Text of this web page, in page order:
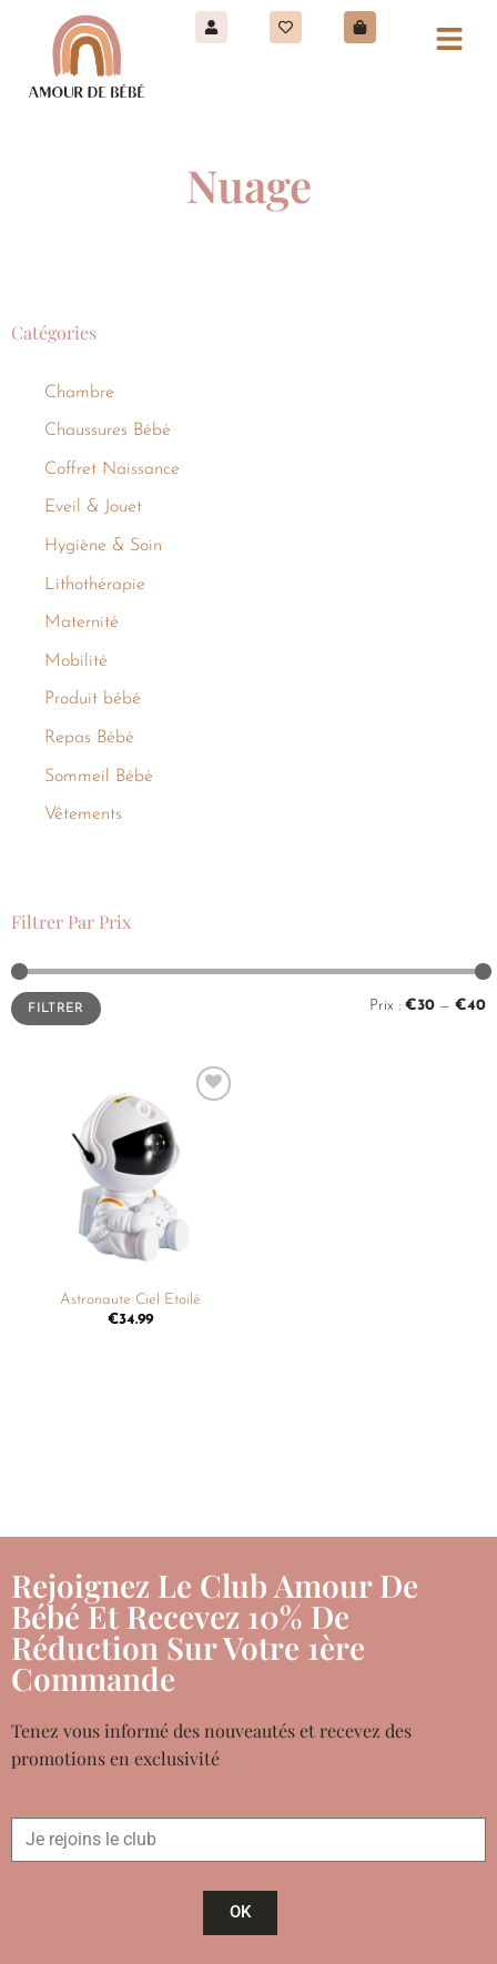
Nuage
Catégories
Chambre
Chaussures Bébé
Coffret Naissance
Eveil & Jouet
Hygiène & Soin
Lithothérapie
Maternité
Mobilité
Produit bébé
Repas Bébé
Sommeil Bébé
Vêtements
Filtrer Par Prix
FILTRER Prix : €30 — €40
Astronaute Ciel Etoilé
€34.99
Rejoignez Le Club Amour De
Bébé Et Recevez 10% De
Réduction Sur Votre 1ère
Commande
Tenez vous informé des nouveautés et recevez des
promotions en exclusivité
OK